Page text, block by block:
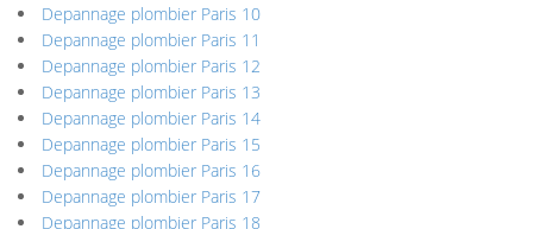
Depannage plombier Paris 10
Depannage plombier Paris 11
Depannage plombier Paris 12
Depannage plombier Paris 13
Depannage plombier Paris 14
Depannage plombier Paris 15
Depannage plombier Paris 16
Depannage plombier Paris 17
Depannage plombier Paris 18